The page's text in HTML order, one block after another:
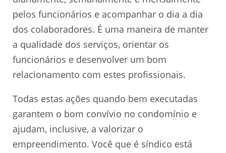
pelos funcionários e acompanhar o dia a dia
dos colaboradores. É uma maneira de manter
a qualidade dos serviços, orientar os
funcionários e desenvolver um bom
relacionamento com estes profissionais.
Todas estas ações quando bem executadas
garantem o bom convívio no condomínio e
ajudam, inclusive, a valorizar o
empreendimento. Você que é síndico está